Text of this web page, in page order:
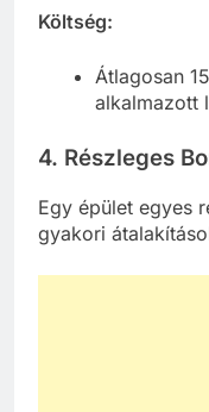
Költség:
Átlagosan
alkalmazott
4. Részleges
Egy épület egyes
gyakori